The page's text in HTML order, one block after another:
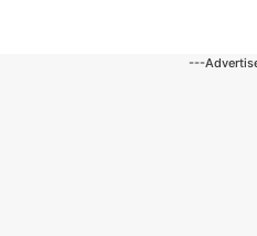
---